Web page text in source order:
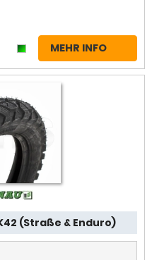
MEHR INFO
(Straße & Enduro)